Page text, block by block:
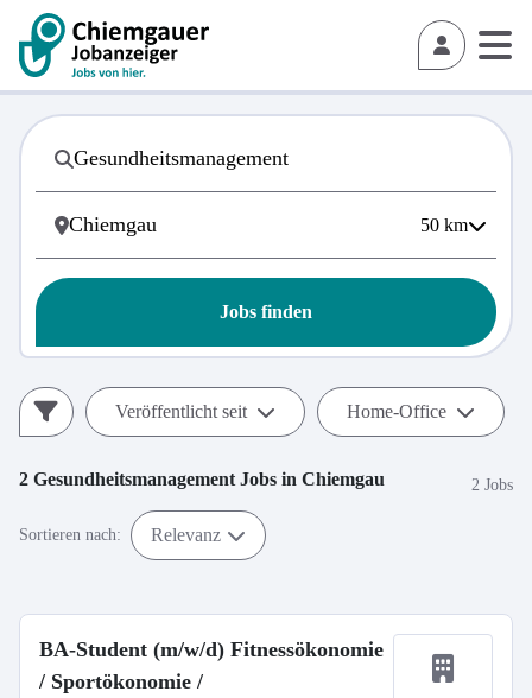
50 km
Jobs finden
Veröffentlicht seit Home-Office
2 Gesundheitsmanagement Jobs in Chiemgau 2 Jobs
Sortieren nach: Relevanz
BA-Student (m/w/d) Fitnessökonomie
/ Sportökonomie /